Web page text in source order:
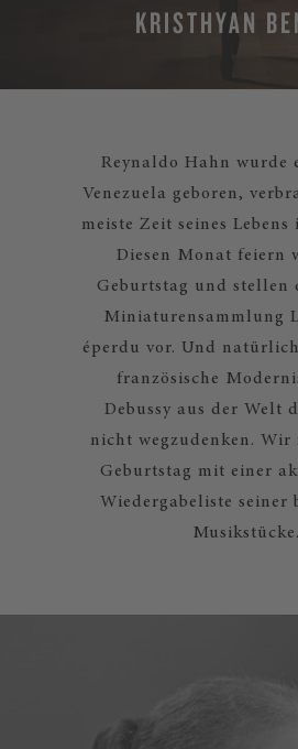
KRISTHYAN
Reynaldo Hahn wurde
Venezuela geboren,
meiste Zeit seines
Diesen Monat feiern
Geburtstag und stellen
Miniaturensammlung
éperdu vor. Und
französische
Debussy aus der Welt
nicht wegzudenken. Wir
Geburtstag mit einer
Wiedergabeliste seiner
Musikstücke.